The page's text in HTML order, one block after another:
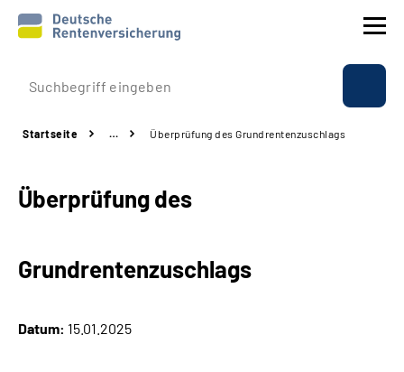
Prävention
Rente
Startseite … Überprüfung des Grundrentenzuschlags
Überprüfung des
Grundrentenzuschlags
Datum: 15.01.2025